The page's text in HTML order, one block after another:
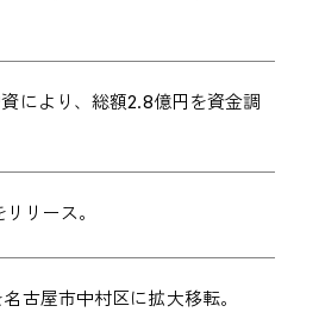
により、総額2.8億円を資金調
リリース。
古屋市中村区に拡大移転。